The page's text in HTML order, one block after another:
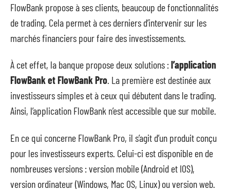
FlowBank propose à ses clients, beaucoup de fonctionnalités
de trading. Cela permet à ces derniers d’intervenir sur les
marchés financiers pour faire des investissements.
À cet effet, la banque propose deux solutions :l’application
FlowBank et FlowBank Pro. La première est destinée aux
investisseurs simples et à ceux qui débutent dans le trading.
Ainsi, l’application FlowBank n’est accessible que sur mobile.
En ce qui concerne FlowBank Pro, il s’agit d’un produit conçu
pour les investisseurs experts. Celui-ci est disponible en de
nombreuses versions : version mobile (Android et IOS),
version ordinateur (Windows, Mac OS, Linux) ou version web.